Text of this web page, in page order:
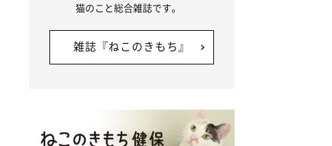
猫のこと総合雑誌です。
雑誌『ねこのきもち』